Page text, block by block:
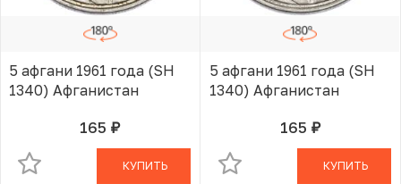
5 афгани 1961 года (SH
1340) Афганистан
165 руб.В КОРЗИНЕ
КУПИТЬ
5 афгани 1961 года (SH
1340) Афганистан
165 руб.В КОРЗИНЕ
КУПИТЬ